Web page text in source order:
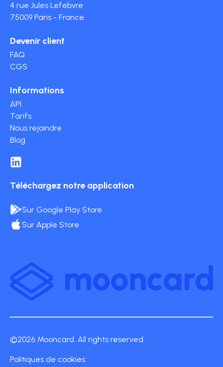
4 rue Jules Lefebvre
75009 Paris - France
Devenir client
FAQ
CGS
Informations
API
Tarifs
Nous rejoindre
Blog
Téléchargez notre application
Sur Google Play Store
Sur Apple Store
©2026 Mooncard. All rights reserved.
Politiques de cookies